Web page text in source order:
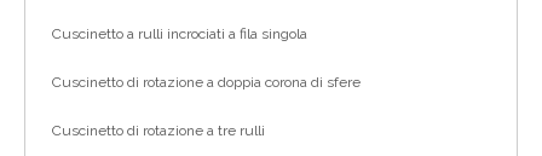
Cuscinetto a rulli incrociati a fila singola
Cuscinetto di rotazione a doppia corona di sfere
Cuscinetto di rotazione a tre rulli